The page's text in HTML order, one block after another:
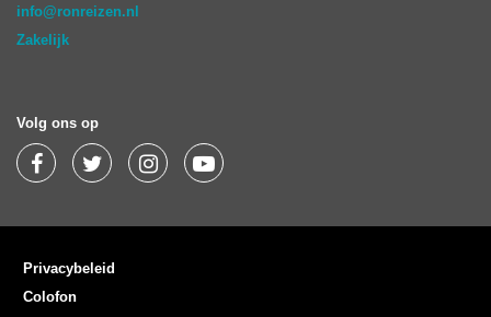
info@ronreizen.nl
Zakelijk
Volg ons op
Privacybeleid
Colofon